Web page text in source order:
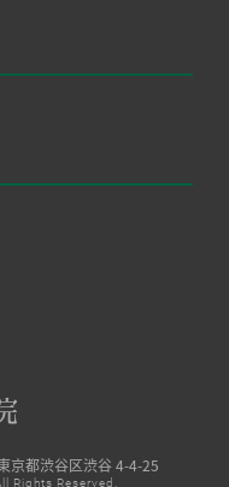
都渋谷区渋谷 4-4-25
Rights Reserved.